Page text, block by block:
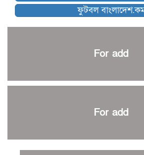
আর্জেন্টিনার ৫৫ সদস্যের প্রাথমিক দল
পাকিস্তানের বিপক্ষে ঐতিহাসিক জয়ে ক্রীড়া
শান্ত-মুমিনুলদের ব্যাটে প্রথম দিন বাংলাদেশের
প্রচার বিমুখ এক ক্রীড়া অন্তপ্রাণ সংগঠক
ফুটবল
For add
For add